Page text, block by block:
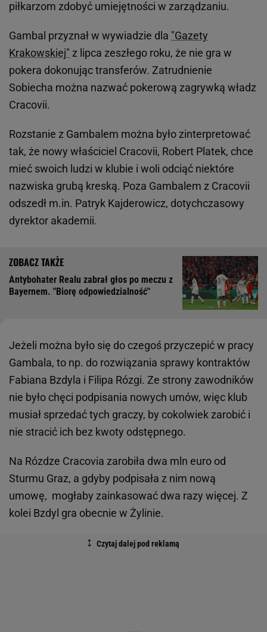
piłkarzom zdobyć umiejętności w zarządzaniu.
Gambal przyznał w wywiadzie dla "Gazety
Krakowskiej" z lipca zeszłego roku, że nie gra w
pokera dokonując transferów. Zatrudnienie
Sobiecha można nazwać pokerową zagrywką władz
Cracovii.
Rozstanie z Gambalem można było zinterpretować
tak, że nowy właściciel Cracovii, Robert Platek, chce
mieć swoich ludzi w klubie i woli odciąć niektóre
nazwiska grubą kreską. Poza Gambalem z Cracovii
odszedł m.in. Patryk Kajderowicz, dotychczasowy
dyrektor akademii.
Antybohater Realu zabrał głos po meczu z
Bayernem. "Biorę odpowiedzialność"
Jeżeli można było się do czegoś przyczepić w pracy
Gambala, to np. do rozwiązania sprawy kontraktów
Fabiana Bzdyla i Filipa Rózgi. Ze strony zawodników
nie było chęci podpisania nowych umów, więc klub
musiał sprzedać tych graczy, by cokolwiek zarobić i
nie stracić ich bez kwoty odstępnego.
Na Rózdze Cracovia zarobiła dwa mln euro od
Sturmu Graz, a gdyby podpisała z nim nową
umowę, mogłaby zainkasować dwa razy więcej. Z
kolei Bzdyl gra obecnie w Żylinie.